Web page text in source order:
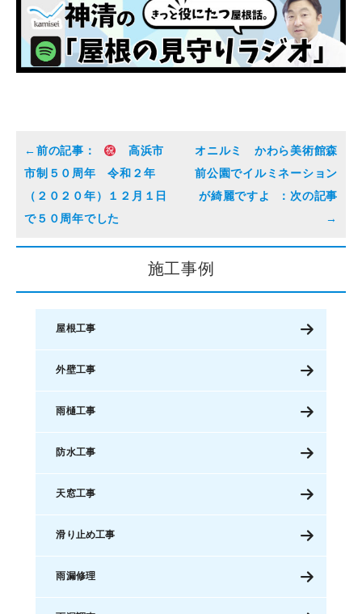
高浜市
市制５０周年 令和２年
（２０２０年）１２月１日
で５０周年でした
オニルミ かわら美術館森
前公園でイルミネーション
が綺麗ですよ
施工事例
屋根工事
外壁工事
雨樋工事
防水工事
天窓工事
滑り止め工事
雨漏修理